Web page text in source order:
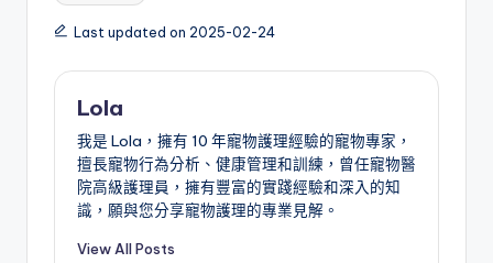
Last updated on 2025-02-24
Lola
我是 Lola，擁有 10 年寵物護理經驗的寵物專家，
擅長寵物行為分析、健康管理和訓練，曾任寵物醫
院高級護理員，擁有豐富的實踐經驗和深入的知
識，願與您分享寵物護理的專業見解。
View All Posts